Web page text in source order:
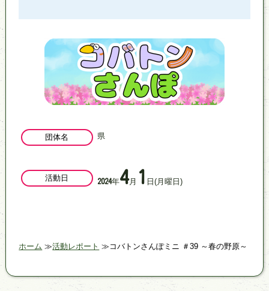
団体名 県
活動日 2024年4月 1 日(月曜日)
ホーム 活動レポート コバトンさんぽミニ ＃39 ～春の野原～